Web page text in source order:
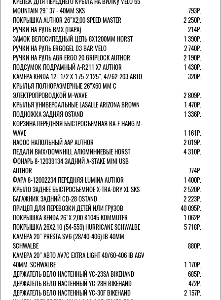
MOUNTAIN 29" 37 - 40ММ SKS
793Р.
ПОКРЫШКА AUTHOR 26"Х2,00 SPEED MASTER
2 250Р.
РУЧКИ НА РУЛЬ BMX (ПАРА)
214Р.
ЗАМОК ВЕЛОCИПЕДНЫЙ ЦЕПЬ 8Х1200ММ HORST
1 390Р.
РУЧКИ НА РУЛЬ ERGOGEL D3 BAR VELO
2 740Р.
РУЧКИ НА РУЛЬ AGR ERGO 20 GRIPLOCK AUTHOR
2 190Р.
ПОДСУМОК ПОДРАМНЫЙ A-R211 X7 AUTHOR
1 430Р.
КАМЕРА KENDA 12" 1/2 Х 1.75-2.125", 47/62-203 АВТО
320Р.
КРЫЛЬЯ ПОЛНОРАЗМЕРНЫЕ 26"Х60 ММ С
ЭЛЕКТРОПРОВОДКОЙ M-WAVE
2 809Р.
КРЫЛЬЯ УНИВЕРСАЛЬНЫЕ LASALLE ARIZONA BROWN
1 470Р.
ПОДНОЖКА ЗАДНЯЯ OSTAND
1 336Р.
КОРЗИНА ПЕРЕДНЯЯ БЫСТРОСЪЕМНАЯ BA-F HANG M-
WAVE
1 161Р.
НАСОС НАПОЛЬНЫЙ AAP AUTHOR
2 019Р.
ПЕДАЛИ BMX/DOWNHILL АЛЮМИНИЕВЫЕ HORST
4 310Р.
ФОНАРЬ 8-12039134 ЗАДНИЙ A-STAKE MINI USB
AUTHOR
774Р.
ФАРА 8-12002234 ПЕРЕДНЯЯ LUMINA AUTHOR
1 400Р.
КРЫЛО ЗАДНЕЕ БЫСТРОСЪЕМНОЕ X-TRA-DRY XL SKS
2 520Р.
БАГАЖНИК ЗАДНИЙ CD-28 OSTAND
2 223Р.
ПРИЦЕП ДЛЯ ПЕРЕВОЗКИ ДЕТЕЙ ИЛИ ГРУЗОВ
40 095Р.
ПОКРЫШКА KENDA 26"Х 2,00 K1045 KOMMUTER
1 062Р.
ПОКРЫШКА 26X2.10 (54-559) HURRICANE SCHWALBE
5 718Р.
КАМЕРА 20" PRESTA SV6 (28/40-406) IB 40MM.
SCHWALBE
880Р.
КАМЕРА 20" АВТО AV7C EXTRA LIGHT 40/60-406 IB AGV
40MM. SCHWALBE
1 170Р.
ДЕРЖАТЕЛЬ ВЕЛО НАСТЕННЫЙ YC-23SA BIKEHAND
685Р.
ДЕРЖАТЕЛЬ ВЕЛО НАСТЕННЫЙ YC-28H BIKEHAND
472Р.
ДЕРЖАТЕЛЬ ВЕЛО НАСТЕННЫЙ YC-30F BIKEHAND
2 157Р.